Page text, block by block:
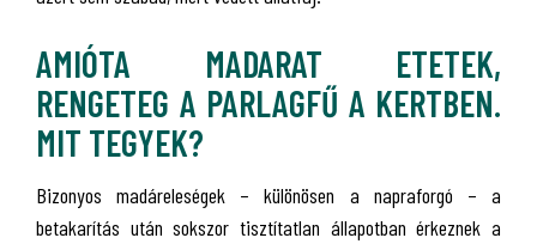
AMIÓTA MADARAT ETETEK,
RENGETEG A PARLAGFŰ A KERTBEN.
MIT TEGYEK?
Bizonyos madáreleségek – különösen a napraforgó – a
betakarítás után sokszor tisztítatlan állapotban érkeznek a